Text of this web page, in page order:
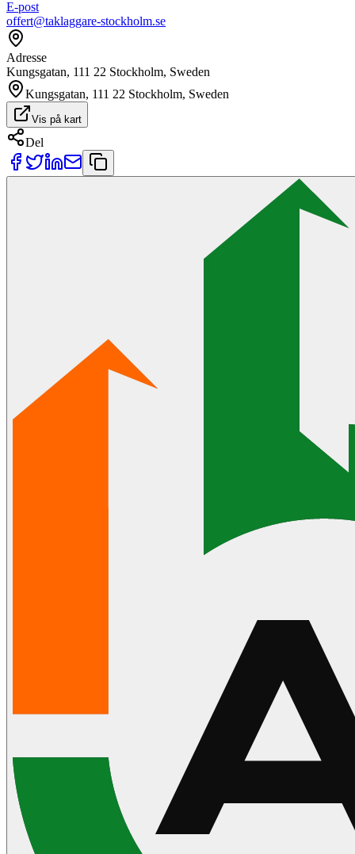
E-post
offert@taklaggare-stockholm.se
Adresse
Kungsgatan, 111 22 Stockholm, Sweden
Kungsgatan, 111 22 Stockholm, Sweden
Vis på kart
Del